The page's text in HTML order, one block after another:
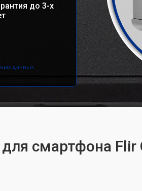
до 3-х
данных.
смартфона Flir